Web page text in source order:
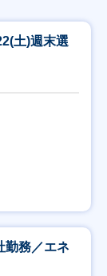
土)週末選
勤務／エネ